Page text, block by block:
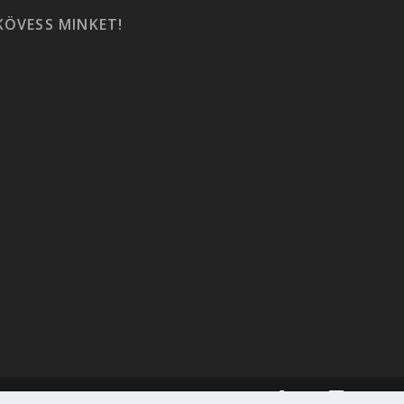
MINKET!
Adatkezelési tájékoztató